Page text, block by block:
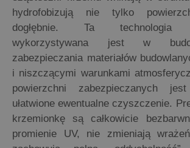
hydrofobizują nie tylko
dogłębnie. Ta technologia
wykorzystywana jest w
zabezpieczania materiałów
i niszczącymi warunkami
powierzchni zabezpieczanych
ułatwione ewentualne czyszczenie.
krzemionkę są całkowicie
promienie UV, nie zmieniają